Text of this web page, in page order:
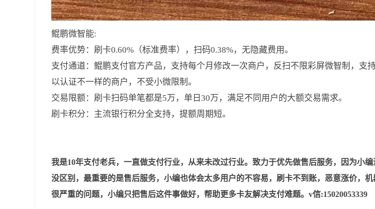
鲲鹏微智能:
费率优势：刷卡0.60%（标准费率），扫码0.38%，无隐藏费用。
支付通道：鲲鹏支付官方产品，支持每个月修改一次商户，反扫不限彩屏微智制，支
以认证不一样的商户，不受小微限制。
交易限额：刷卡扫码单笔都是5万，单日30万，满足不同用户的大额交易需求。
刷卡积分：主流银行积分全支持，提额周期短。
我是10年支付老兵，一直做支付行业，从来未改过行业。致力于优先做售后服务，因为小
没区别，最重要的是售后服务，小编也体会太多用户的不容易，刷卡不到账，恶意涨价，
很严重的问题，小编只把售后这件事做好，帮助更多卡友解决支付难题。v信:15020053339